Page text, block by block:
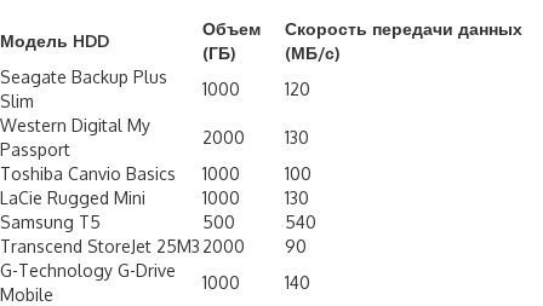
Модель HDD
Объем
(ГБ)
Скорость передачи данных
(МБ/с)
Seagate Backup Plus
Slim
1000
120
Western Digital My
Passport
2000
130
Toshiba Canvio Basics
1000
100
LaCie Rugged Mini
1000
130
Samsung T5
500
540
Transcend StoreJet 25M3 2000
90
G-Technology G-Drive
Mobile
1000
140